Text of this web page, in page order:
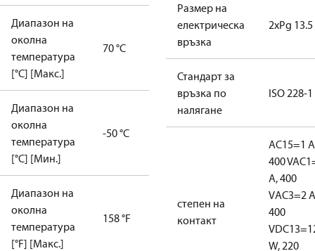
Диапазон на
околна
температура
[°C] [Макс.]
70 °C
Диапазон на
околна
температура
[°C] [Мин.]
-50 °C
Диапазон на
околна
температура
[°F] [Макс.]
158 °F
Размер на
електрическа
връзка
2xPg 13.5
Стандарт за
връзка по
налягане
ISO 228-1
степен на
контакт
AC15=1
400 V
A, 400
VAC3=2
400
V
W, 220